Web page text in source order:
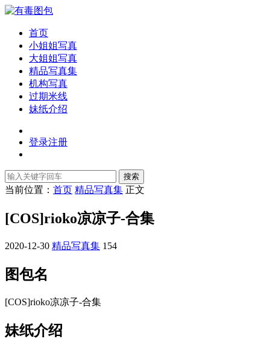
首页
小姐姐写真
大姐姐写真
精品写真集
机构写真
过期米线
妹纸介绍
登录注册
搜索
当前位置： 首页 精品写真集 正文
[COS]rioko凉凉子-合集
2020-12-30 精品写真集 154
图包名
[COS]rioko凉凉子-合集
妹纸介绍